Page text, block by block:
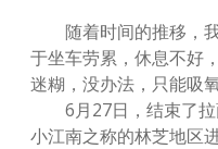
随着时间的推移，我
于坐车劳累，休息不好
迷糊，没办法，只能吸氧
6月27日，结束了拉
小江南之称的林芝地区进